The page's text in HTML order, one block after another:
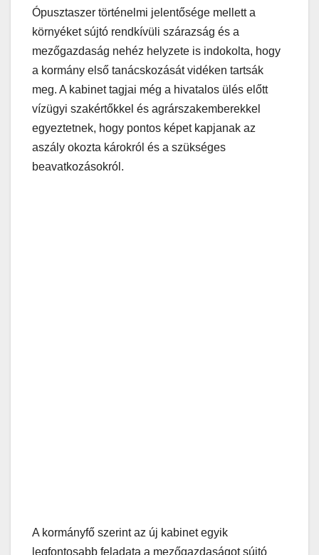
Ópusztaszer történelmi jelentősége mellett a
környéket sújtó rendkívüli szárazság és a
mezőgazdaság nehéz helyzete is indokolta, hogy
a kormány első tanácskozását vidéken tartsák
meg. A kabinet tagjai még a hivatalos ülés előtt
vízügyi szakértőkkel és agrárszakemberekkel
egyeztetnek, hogy pontos képet kapjanak az
aszály okozta károkról és a szükséges
beavatkozásokról.
A kormányfő szerint az új kabinet egyik
legfontosabb feladata a mezőgazdaságot sújtó